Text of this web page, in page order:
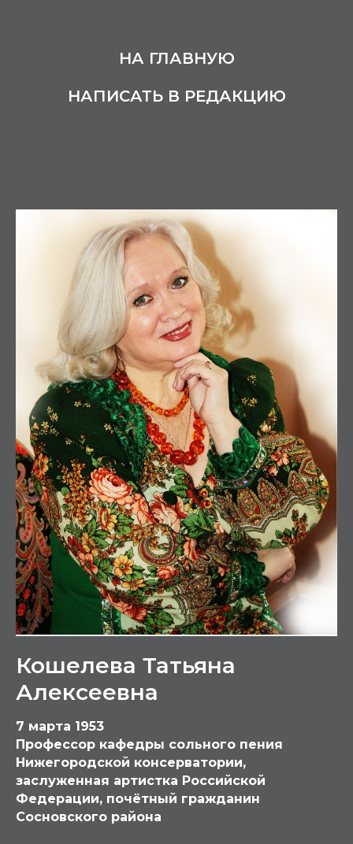
НА ГЛАВНУЮ
НАПИСАТЬ В РЕДАКЦИЮ
Кошелева Татьяна
Алексеевна
7 марта 1953
Профессор кафедры сольного пения
Нижегородской консерватории,
заслуженная артистка Российской
Федерации, почётный гражданин
Сосновского района